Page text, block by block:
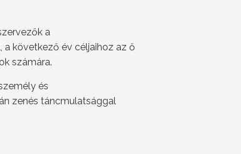
a
következő év céljaihoz az ő
számára.
és
zenés táncmulatsággal